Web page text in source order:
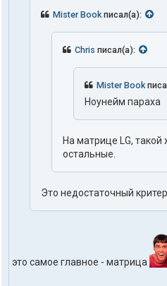
Mister Book писал(а):
Chris писал(а):
Mister Book
Ноунейм параха
На матрице LG, такой
остальные.
Это недостаточный
это самое главное - матрица